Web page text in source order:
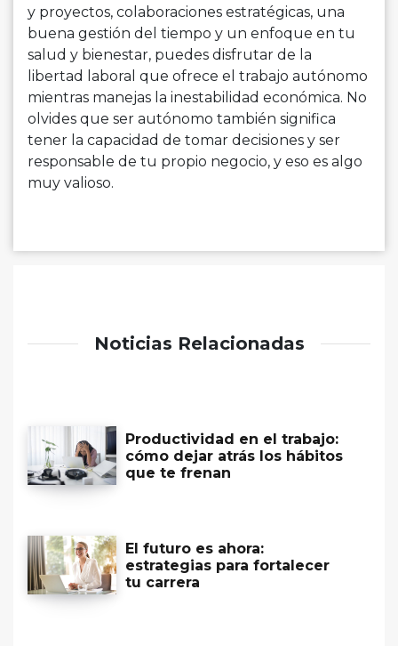
y proyectos, colaboraciones estratégicas, una
buena gestión del tiempo y un enfoque en tu
salud y bienestar, puedes disfrutar de la
libertad laboral que ofrece el trabajo autónomo
mientras manejas la inestabilidad económica. No
olvides que ser autónomo también significa
tener la capacidad de tomar decisiones y ser
responsable de tu propio negocio, y eso es algo
muy valioso.
Noticias Relacionadas
Productividad en el trabajo:
cómo dejar atrás los hábitos
que te frenan
El futuro es ahora:
estrategias para fortalecer
tu carrera